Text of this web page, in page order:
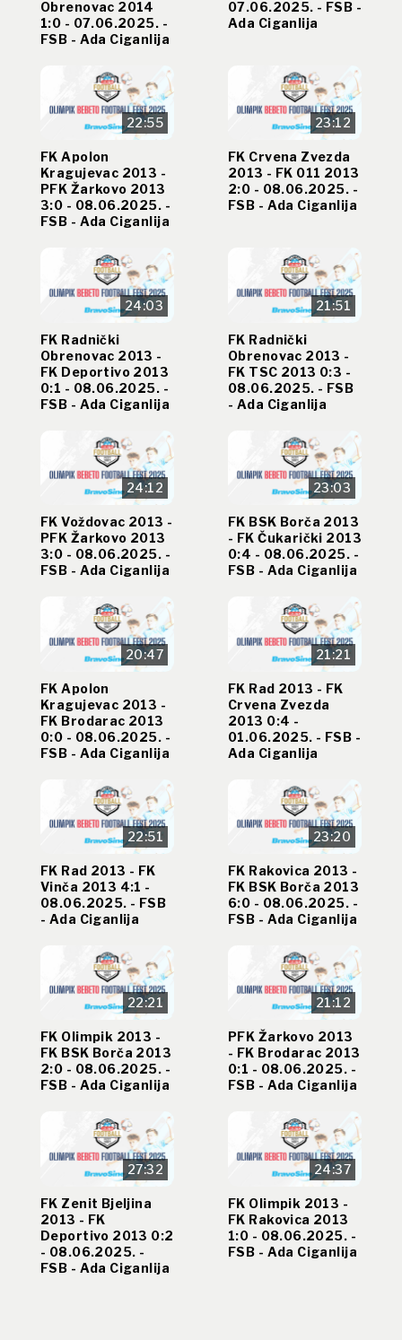
Obrenovac 2014
1:0 - 07.06.2025. -
FSB - Ada Ciganlija
07.06.2025. - FSB -
Ada Ciganlija
22:55
FK Apolon
Kragujevac 2013 -
PFK Žarkovo 2013
3:0 - 08.06.2025. -
FSB - Ada Ciganlija
23:12
FK Crvena Zvezda
2013 - FK 011 2013
2:0 - 08.06.2025. -
FSB - Ada Ciganlija
24:03
FK Radnički
Obrenovac 2013 -
FK Deportivo 2013
0:1 - 08.06.2025. -
FSB - Ada Ciganlija
21:51
FK Radnički
Obrenovac 2013 -
FK TSC 2013 0:3 -
08.06.2025. - FSB
- Ada Ciganlija
24:12
FK Voždovac 2013 -
PFK Žarkovo 2013
3:0 - 08.06.2025. -
FSB - Ada Ciganlija
23:03
FK BSK Borča 2013
- FK Čukarički 2013
0:4 - 08.06.2025. -
FSB - Ada Ciganlija
20:47
FK Apolon
Kragujevac 2013 -
FK Brodarac 2013
0:0 - 08.06.2025. -
FSB - Ada Ciganlija
21:21
FK Rad 2013 - FK
Crvena Zvezda
2013 0:4 -
01.06.2025. - FSB -
Ada Ciganlija
22:51
FK Rad 2013 - FK
Vinča 2013 4:1 -
08.06.2025. - FSB
- Ada Ciganlija
23:20
FK Rakovica 2013 -
FK BSK Borča 2013
6:0 - 08.06.2025. -
FSB - Ada Ciganlija
22:21
FK Olimpik 2013 -
FK BSK Borča 2013
2:0 - 08.06.2025. -
FSB - Ada Ciganlija
21:12
PFK Žarkovo 2013
- FK Brodarac 2013
0:1 - 08.06.2025. -
FSB - Ada Ciganlija
27:32
FK Zenit Bjeljina
2013 - FK
Deportivo 2013 0:2
- 08.06.2025. -
FSB - Ada Ciganlija
24:37
FK Olimpik 2013 -
FK Rakovica 2013
1:0 - 08.06.2025. -
FSB - Ada Ciganlija